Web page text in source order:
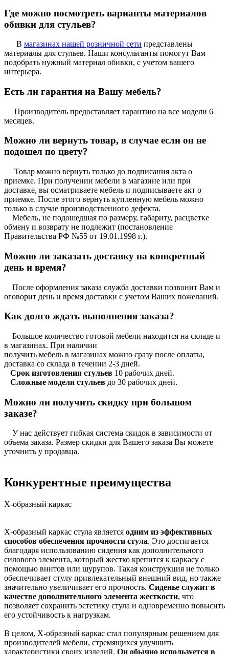
Где можно посмотреть варианты материалов
обивки для стульев?
В магазинах нашей розничной сети представлены
материалы для стульев. Наши консультанты помогут Вам
подобрать нужный материал обивки, с учетом вашего
интерьера.
Есть ли гарантия на Вашу мебель?
Производитель предоставляет гарантию на все модели 6
месяцев.
Можно ли вернуть товар, в случае если он не
подошел по цвету?
Товар можно вернуть только до подписания акта о
приемке. При получении мебели в магазине или при
доставке, вы осматриваете мебель и подписываете акт о
приемке. После этого вернуть купленную мебель можно
только в случае производственного дефекта.
Мебель, не подошедшая по размеру, габариту, расцветке
обмену и возврату не подлежит (постановление
Правительства РФ №55 от 19.01.1998 г.).
Можно ли заказать доставку на конкретный
день и время?
После оформления заказа служба доставки позвонит Вам и
оговорит день и время доставки с учетом Ваших пожеланий.
Как долго ждать выполнения заказа?
Большое количество готовой мебели находится на складе и
в магазинах. При наличии
получить мебель в магазинах можно сразу после оплаты,
доставка со склада в течении 2-3 дней.
Срок изготовления стульев 10 рабочих дней.
Сложные модели стульев до 30 рабочих дней.
Можно ли получить скидку при большом
заказе?
У нас действует гибкая система скидок в зависимости от
объема заказа. Размер скидки для Вашего заказа Вы можете
уточнить у продавца.
Конкурентные преимущества
Х-образный каркас
Х-образный каркас стула является одним из эффективных
способов обеспечения прочности стула. Это достигается
благодаря использованию сидения как дополнительного
силового элемента, который жестко крепится к каркасу с
помощью винтов или шурупов. Такая конструкция не только
обеспечивает стулу привлекательный внешний вид, но также
значительно увеличивает его прочность. Сиденье служит в
качестве дополнительного элемента жесткости, что
позволяет сохранить эстетику стула и одновременно повысить
его устойчивость к нагрузкам.
В целом, Х-образный каркас стал популярным решением для
производителей мебели, стремящихся улучшить
характеристики своих изделий. Он обычно используется в